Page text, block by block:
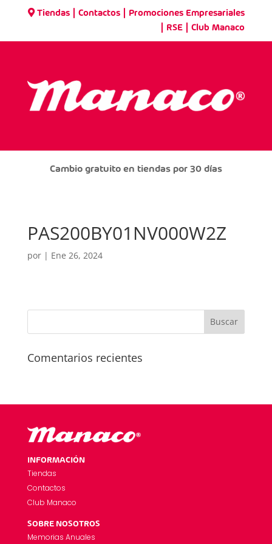
Tiendas |Contactos Promociones Empresariales
RSE |Club Manaco
Cambio gratuito en tiendas por 30 días
PAS200BY01NV000W2Z
por | Ene 26, 2024
Comentarios recientes
INFORMACIÓN
Tiendas
Contactos
Club Manaco
SOBRE NOSOTROS
Memorias Anuales